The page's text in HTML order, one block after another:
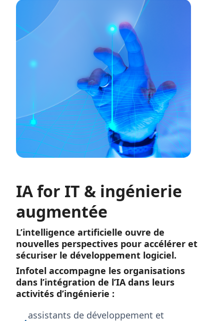
IA for IT & ingénierie
augmentée
L’intelligence artificielle ouvre de
nouvelles perspectives pour accélérer et
sécuriser le développement logiciel.
Infotel accompagne les organisations
dans l’intégration de l’IA dans leurs
activités d’ingénierie :
assistants de développement et